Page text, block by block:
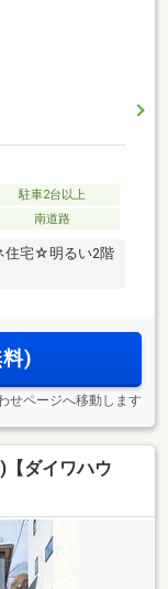
駐車2台以上
南道路
住宅☆明るい2階
)
せページへ移動します
ダイワハウ